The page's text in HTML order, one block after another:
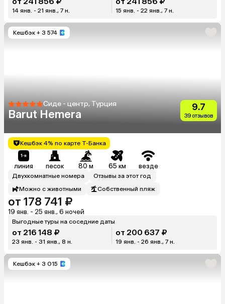
14 янв. - 21 янв., 7 н. 15 янв. - 22 янв., 7 н.
Кешбэк + 3 574
Сиде - центр, Турция
Barut Hemera
9.7
39 отзывов
Кешбэк 4% по карте Т-Банка
линия песок 80 м 65 км везде
Двухкомнатные номера
Отзывы за этот год
Можно с животными
Собственный пляж
от 178 741 ₽
19 янв. - 25 янв., 6 ночей
Выгодные туры на соседние даты
от 216 148 ₽
23 янв. - 31 янв., 8 н.
от 200 637 ₽
19 янв. - 26 янв., 7 н.
Кешбэк + 3 015